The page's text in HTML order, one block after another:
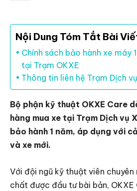
Nội Dung Tóm Tắt Bài
Chính sách bảo hành xe máy
tại Trạm OKXE
Thông tin liên hệ Trạm Dịch
Bộ phận kỹ thuật OKXE Care
hàng mua xe tại Trạm Dịch vụ
bảo hành 1 năm, áp dụng với
và xe mới.
Với đội ngũ kỹ thuật viên
chất được đầu tư bài bản, OKXE